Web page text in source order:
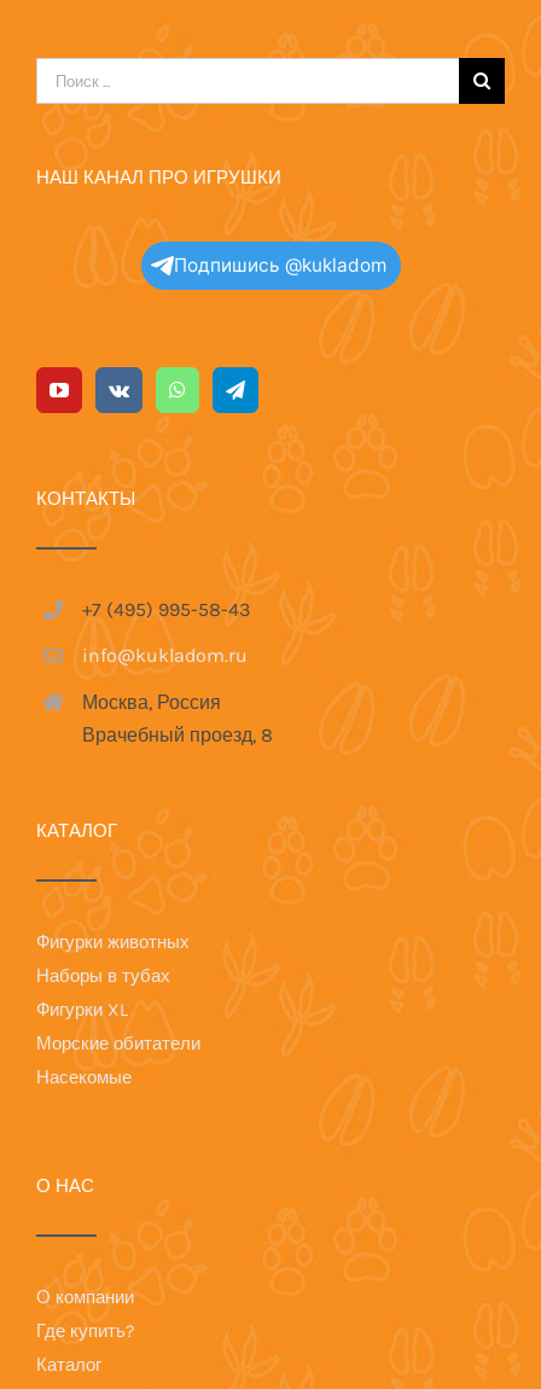
Результат
поиска:
НАШ КАНАЛ ПРО ИГРУШКИ
Подпишись @kukladom
КОНТАКТЫ
+7 (495) 995-58-43
info@kukladom.ru
Москва, Россия
Врачебный проезд, 8
КАТАЛОГ
Фигурки животных
Наборы в тубах
Фигурки XL
Морские обитатели
Насекомые
О НАС
О компании
Где купить?
Каталог